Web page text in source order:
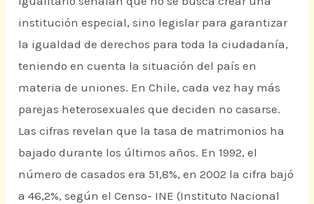
institución especial, sino legislar para garantizar
la igualdad de derechos para toda la ciudadanía,
teniendo en cuenta la situación del país en
materia de uniones. En Chile, cada vez hay más
parejas heterosexuales que deciden no casarse.
Las cifras revelan que la tasa de matrimonios ha
bajado durante los últimos años. En 1992, el
número de casados era 51,8%, en 2002 la cifra bajó
a 46,2%, según el Censo- INE (Instituto Nacional